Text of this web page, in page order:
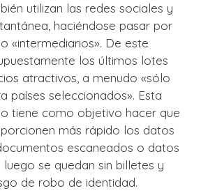
utilizan las redes sociales y
haciéndose pasar por
«intermediarios». De este
los últimos lotes
atractivos, a menudo «sólo
países seleccionados». Esta
tiene como objetivo hacer que
más rápido los datos
escaneados o datos
se quedan sin billetes y
de robo de identidad.